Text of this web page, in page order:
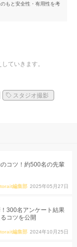
もと安全性・有用性を考
ていきます。
スタジオ撮影
コツ！約500名の先輩
編集部 2025年05月27日
300名アンケート結果
コツを公開
編集部 2024年10月25日